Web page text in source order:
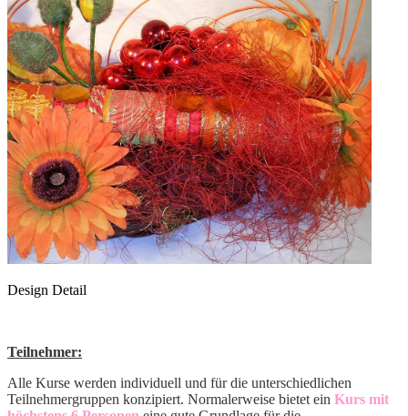
Design Detail
Teilnehmer:
Alle Kurse werden individuell und für die unterschiedlichen
Teilnehmergruppen konzipiert. Normalerweise bietet ein Kurs mit